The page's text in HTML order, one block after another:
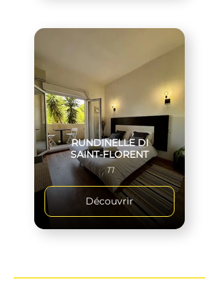
RUNDINELLE DI
SAINT-FLORENT
T1
Découvrir